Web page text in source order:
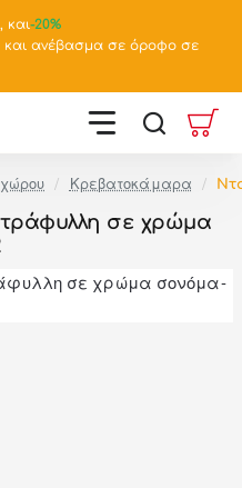
, και-20%
και ανέβασμα σε όροφο σε
Κρεβατοκάμαρα
σε χρώμα